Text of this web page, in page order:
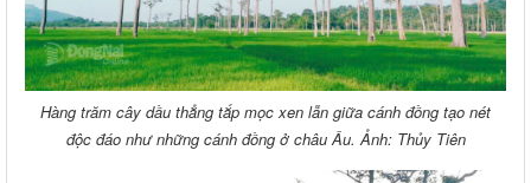
Hàng trăm cây dầu thẳng tắp mọc xen lẫn giữa cánh đồng tạo nét
độc đáo như những cánh đồng ở châu Âu. Ảnh: Thủy Tiên